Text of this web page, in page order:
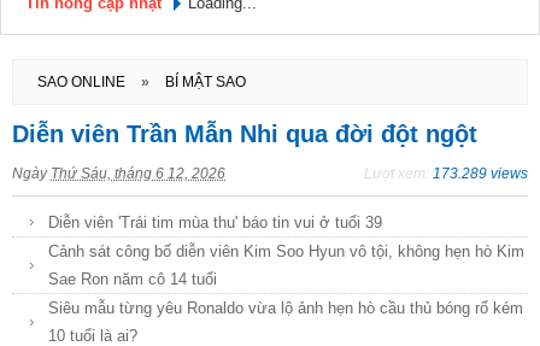
SAO ONLINE » BÍ MẬT SAO
Diễn viên Trần Mẫn Nhi qua đời đột ngột
Ngày Thứ Sáu, tháng 6 12, 2026 Lượt xem: 173.289 views
Diễn viên 'Trái tim mùa thu' báo tin vui ở tuổi 39
Cảnh sát công bố diễn viên Kim Soo Hyun vô tội, không hẹn hò Kim
Sae Ron năm cô 14 tuổi
Siêu mẫu từng yêu Ronaldo vừa lộ ảnh hẹn hò cầu thủ bóng rổ kém
10 tuổi là ai?